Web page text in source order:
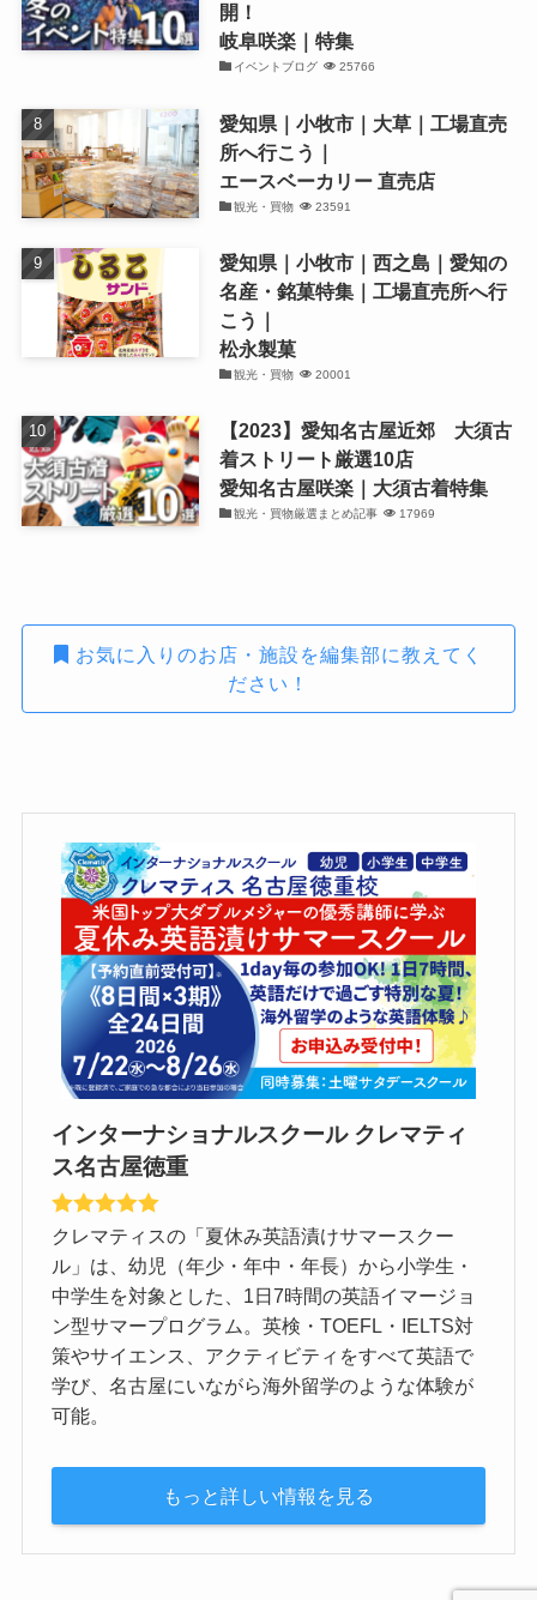
開！
岐阜咲楽｜特集
イベントブログ 25766
愛知県｜小牧市｜大草｜工場直売
所へ行こう｜
エースベーカリー 直売店
観光・買物 23591
愛知県｜小牧市｜西之島｜愛知の
名産・銘菓特集｜工場直売所へ行
こう｜
松永製菓
観光・買物 20001
【2023】愛知名古屋近郊 大須古
着ストリート厳選10店
愛知名古屋咲楽｜大須古着特集
観光・買物厳選まとめ記事 17969
お気に入りのお店・施設を編集部に教えてく
ださい！
インターナショナルスクール クレマティ
ス名古屋徳重
クレマティスの「夏休み英語漬けサマースクー
ル」は、幼児（年少・年中・年長）から小学生・
中学生を対象とした、1日7時間の英語イマージョ
ン型サマープログラム。英検・TOEFL・IELTS対
策やサイエンス、アクティビティをすべて英語で
学び、名古屋にいながら海外留学のような体験が
可能。
もっと詳しい情報を見る